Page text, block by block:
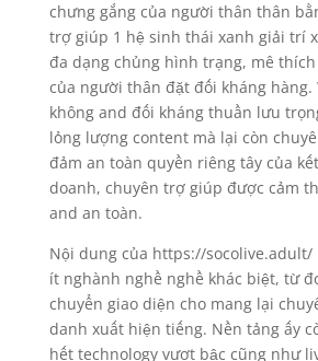
chưng gắng của người thân thân
trợ giúp 1 hệ sinh thái xanh giải trí
đa dạng chủng hình trạng, mê
của người thân đặt đối kháng hàng.
không and đối kháng thuần lưu
lỏng lượng content mà lại còn
đảm an toàn quyền riêng tây của
doanh, chuyên trợ giúp được cảm
and an toàn.
Nội dung của https://socolive.adult/
ít nghành nghề nghề khác biệt, từ
chuyển giao diện cho mang lại
danh xuất hiện tiếng. Nền tảng ấy
hết technology vượt bậc cũng như